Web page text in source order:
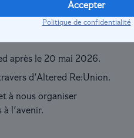
sur le jeu de cartes à
après le 20 mai 2026.
d'Altered Re:Union.
à nous organiser
à l'avenir.
Accepter
Politique de confidentialité